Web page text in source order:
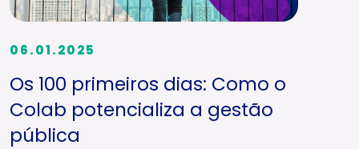
06.01.2025
Os 100 primeiros dias: Como o
Colab potencializa a gestão
pública